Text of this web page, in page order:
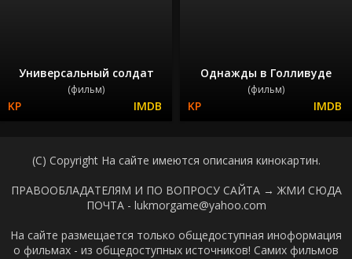
Универсальный солдат
(фильм)
Однажды в Голливуде
(фильм)
(C) Copyright На сайте имеются описания кинокартин.
ПРАВООБЛАДАТЕЛЯМ И ПО ВОПРОСУ САЙТА → ЖМИ СЮДА
ПОЧТА - lukmorgame@yahoo.com
На сайте размещается только общедоступная иноформация
о фильмах - из общедоступных источников! Самих фильмов